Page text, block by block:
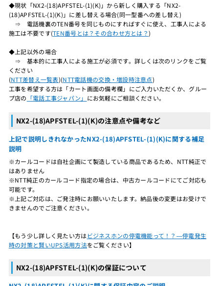
◆現状「NX2-(18)APFSTEL-(1)(K)」から新しく購入する「NX2-
(18)APFSTEL-(1)(K)」に差し替える場合(同一型番への差し替え)
⇒ 電話機裏のTEN番号を同じものにすればすぐに使え、工事人による
施工は不要です(TEN番号とは？その合わせ方とは？)
◆上記以外の場合
⇒ 基本的に工事人による施工が必須です。詳しくは次のリンクをご覧
ください
(NTT差替え一覧表)(NTT電話機の交換・増設時注意点)
工事を希望する方は「カート画面の備考欄」にご入力いただくか、グルー
プ店の 「電話工事ジャパン」 にお気軽にご相談ください。
NX2-(18)APFSTEL-(1)(K)の注意点や備考など
上記で説明しきれなかったNX2-(18)APFSTEL-(1)(K)に関する補足
説明
※カールコードは自社企画にて製造している商品であるため、NTT純正で
はありません
※NTT純正のカールコード指定の場合は、中古カールコードにてご対応も
可能です。
※上記ご対応は、ご発注時にお願いいたします。納品後の変更はお受けで
きませんのでご注意ください。
【もう少し詳しく見たい方はビジネスホンの停電機能って！？―停電発生
時の対策と賢いUPS活用方法をご覧ください】
NX2-(18)APFSTEL-(1)(K)の保証について